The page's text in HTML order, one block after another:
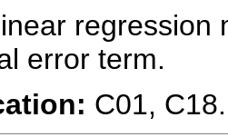
regression
error term.
C01, C18.